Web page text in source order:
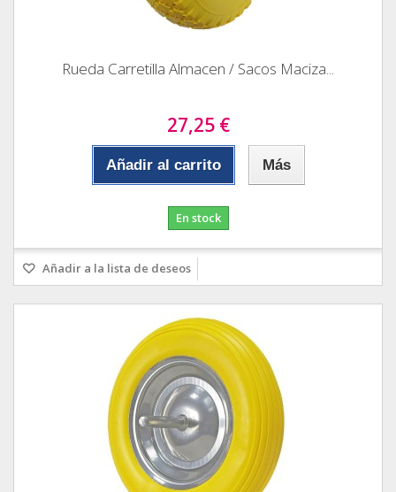
Rueda Carretilla Almacen / Sacos Maciza...
27,25 €
Añadir al carrito Más
En stock
Añadir a la lista de deseos